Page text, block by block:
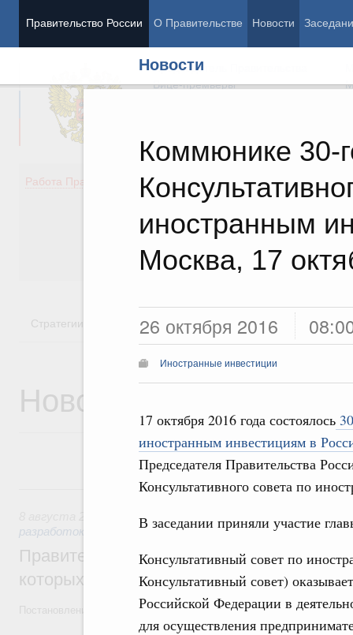
Правительство России О Правительстве Новости
Новости
Коммюнике 30-
иностранным
Москва, 17
26 октября 2016
Иностранные инвестиции
17 октября 2016 года состоялось
иностранным инвестициям в
Председателя Правительства
Консультативного совета по
В заседании приняли участие
Консультативный совет по
Консультативный совет)
Российской Федерации в
для осуществления
Председатель Правительства
Вице-премьеры
Работа Правительства
Демография
Здоровье
Культура
Государство
Стратегии Государственные программы
Новости
8 августа, суббота
Государственная политика в сфере
разработок
Правительство расширило перечень
которых освобождаются от НДФЛ
Постановление от 5 августа 2026 года №978